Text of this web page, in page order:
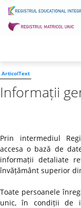
ArticolText
Informații
Prin intermediul
accesa o bază de
informații detaliate
învățământ superior
Toate persoanele
unic, în condiții de